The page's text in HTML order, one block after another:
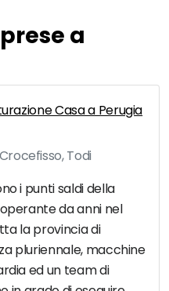
a
Casa a Perugia
Todi
i punti saldi della
da anni nel
la provincia di
pluriennale, macchine
ed un team di